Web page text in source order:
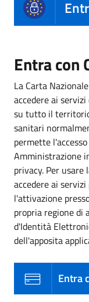
Entra con
La Carta
accedere ai
su tutto il
sanitari
permette
Amministrazione
privacy. Per usare
accedere ai
l'attivazione
propria regione di
d'Identità
dell'apposita
Entra